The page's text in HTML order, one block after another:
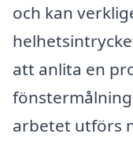
och kan
att anlita en
arbetet utförs